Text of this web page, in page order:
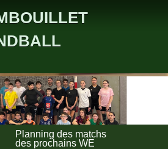
Planning des matchs
des prochains WE